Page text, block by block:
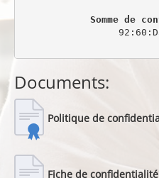
Somme de
Documents:
Politique de
Fiche de confidentialité